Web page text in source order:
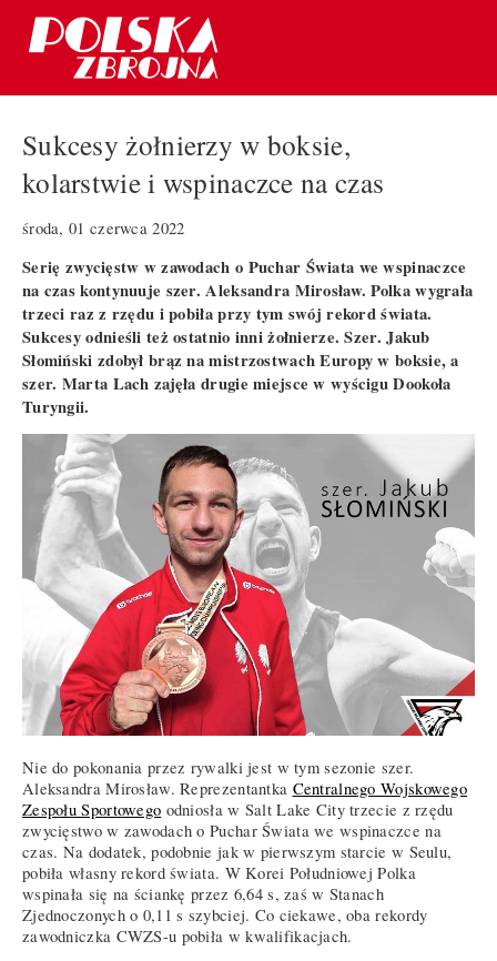
Sukcesy żołnierzy w boksie,
kolarstwie i wspinaczce na czas
środa, 01 czerwca 2022
Serię zwycięstw w zawodach o Puchar Świata we wspinaczce
na czas kontynuuje szer. Aleksandra Mirosław. Polka wygrała
trzeci raz z rzędu i pobiła przy tym swój rekord świata.
Sukcesy odnieśli też ostatnio inni żołnierze. Szer. Jakub
Słomiński zdobył brąz na mistrzostwach Europy w boksie, a
szer. Marta Lach zajęła drugie miejsce w wyścigu Dookoła
Turyngii.
Nie do pokonania przez rywalki jest w tym sezonie szer.
Aleksandra Mirosław. Reprezentantka Centralnego Wojskowego
Zespołu Sportowego odniosła w Salt Lake City trzecie z rzędu
zwycięstwo w zawodach o Puchar Świata we wspinaczce na
czas. Na dodatek, podobnie jak w pierwszym starcie w Seulu,
pobiła własny rekord świata. W Korei Południowej Polka
wspinała się na ściankę przez 6,64 s, zaś w Stanach
Zjednoczonych o 0,11 s szybciej. Co ciekawe, oba rekordy
zawodniczka CWZS-u pobiła w kwalifikacjach.